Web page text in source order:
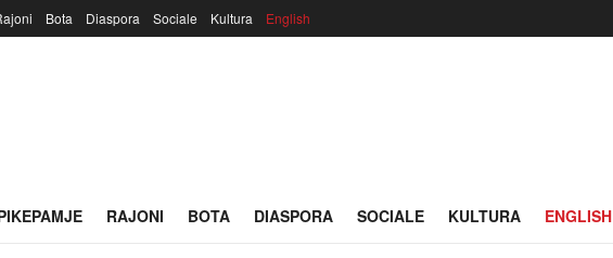
Bota Diaspora Sociale Kultura English
RAJONI BOTA DIASPORA SOCIALE KULTURA ENGLISH